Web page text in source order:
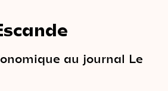
au journal Le